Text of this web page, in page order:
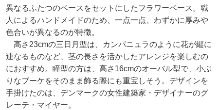
異なるふたつのベースをセットにしたフラワーベース。職
人によるハンドメイドのため、一点一点、わずかに厚みや
色合いが異なるのが特徴。
高さ23cmの三日月型は、カンパニュラのように花が縦に
連なるものなど、茎の長さを活かしたアレンジを楽しむの
におすすめ。瞳型の方は、高さ16cmのオーバル型で、小ぶ
りなブーケをそのまま飾る際にも重宝しそう。デザインを
手掛けたのは、デンマークの女性建築家・デザイナーのグ
レーテ・マイヤー。